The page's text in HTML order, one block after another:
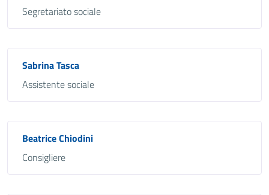
Segretariato sociale
Sabrina Tasca
Assistente sociale
Beatrice Chiodini
Consigliere